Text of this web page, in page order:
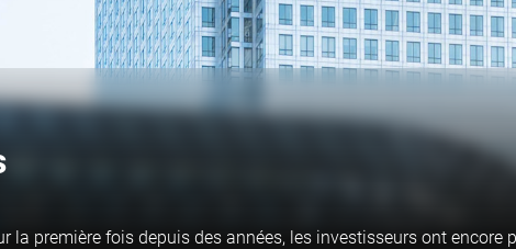
première fois depuis des années, les investisseurs ont encore